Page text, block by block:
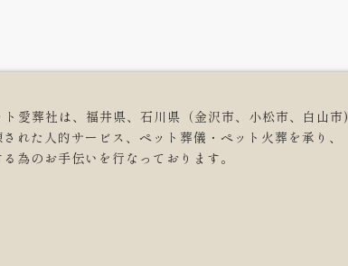
愛葬社は、福井県、石川県（金沢市、小松市、白山市)
れた人的サービス、ペット葬儀・ペット火葬を承り、
為のお手伝いを行なっております。